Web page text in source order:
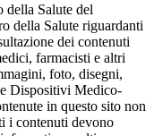
della Salute del
della Salute riguardanti
dei contenuti
farmacisti e altri
foto, disegni,
Dispositivi Medico-
in questo sito non
i contenuti devono